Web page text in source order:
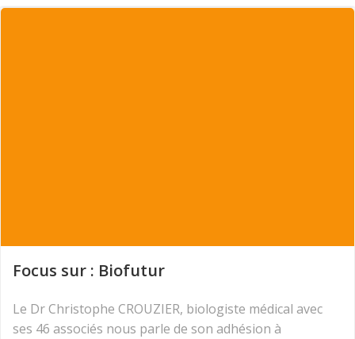
Focus sur : Biofutur
Le Dr Christophe CROUZIER, biologiste médical avec
ses 46 associés nous parle de son adhésion à